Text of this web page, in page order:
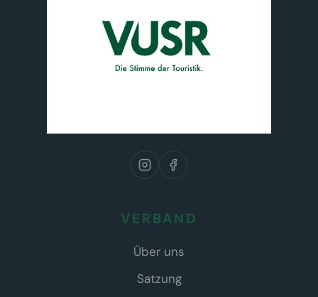
VERBAND
Über uns
Satzung